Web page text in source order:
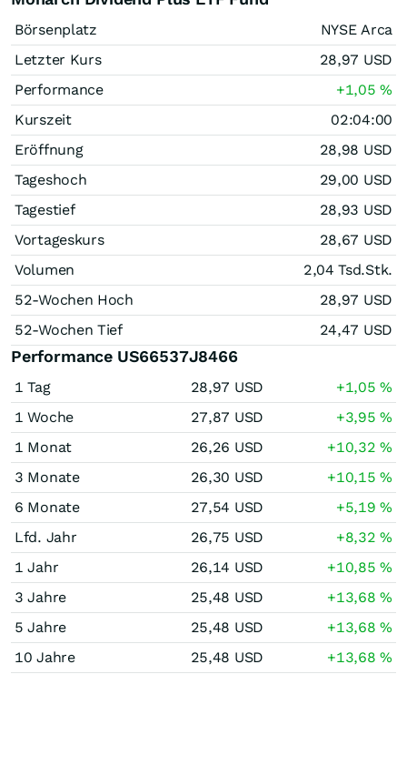
Börsenplatz
NYSE Arca
Letzter Kurs
28,97 USD
Performance
+1,05%
Kurszeit
02:04:00
Eröffnung
28,98 USD
Tageshoch
29,00 USD
Tagestief
28,93 USD
Vortageskurs
28,67 USD
Volumen
2,04 Tsd.Stk.
52-Wochen Hoch
28,97 USD
52-Wochen Tief
24,47 USD
Performance US66537J8466
1 Tag 28,97 USD +1,05%
1 Woche
27,87 USD +3,95%
1 Monat
26,26 USD +10,32%
3 Monate
26,30 USD +10,15%
6 Monate
27,54 USD +5,19%
Lfd. Jahr
26,75 USD +8,32%
1 Jahr
26,14 USD +10,85%
3 Jahre
25,48 USD +13,68%
5 Jahre
25,48 USD +13,68%
10 Jahre
25,48 USD +13,68%